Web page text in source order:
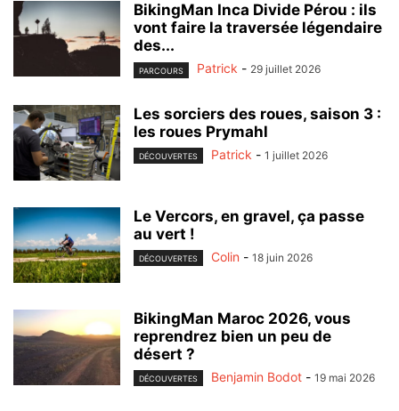
BikingMan Inca Divide Pérou : ils
vont faire la traversée légendaire
des...
PARCOURS Patrick - 29 juillet 2026
Les sorciers des roues, saison 3 :
les roues Prymahl
DÉCOUVERTES Patrick - 1 juillet 2026
Le Vercors, en gravel, ça passe
au vert !
DÉCOUVERTES Colin - 18 juin 2026
BikingMan Maroc 2026, vous
reprendrez bien un peu de
désert ?
DÉCOUVERTES Benjamin Bodot - 19 mai 2026